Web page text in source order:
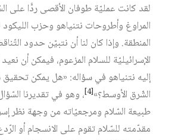
لقد كانت عمليّة طوفان الأقصى ردًّا على
المراوغ وأطروحات نتنياهو وحزب
المنطقة. وإذا كان لنا أن نتبيّن حدود
الإسرائيليّة للسلام المزعوم، فيمكن أن
إليه نتنياهو في سؤاله: «هل يمكن
الشّرق الأوسط؟»[4] ، وهو في تقديرنا
طبيعة السّلام ومرجعيّاته من وجهة نظر
مقدّمته للسّلام تقوم على الانسجام أو